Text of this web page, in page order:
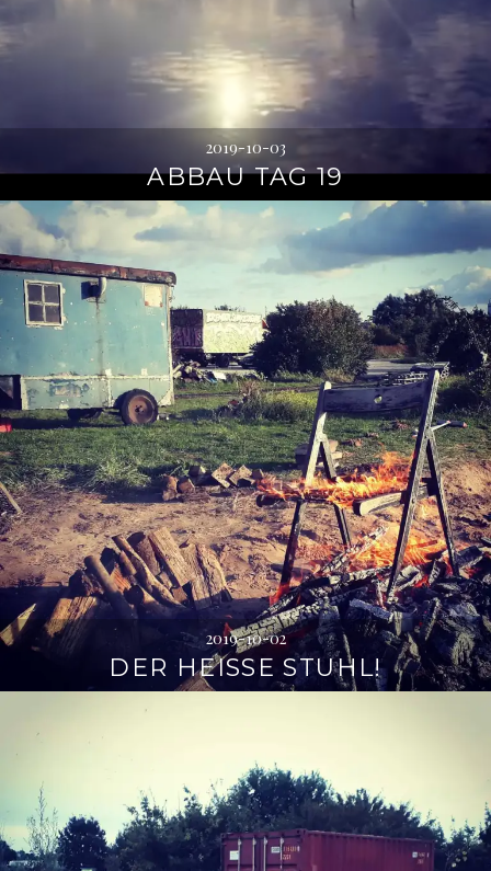
2019-10-03
ABBAU TAG 19
2019-10-02
DER HEISSE STUHL!